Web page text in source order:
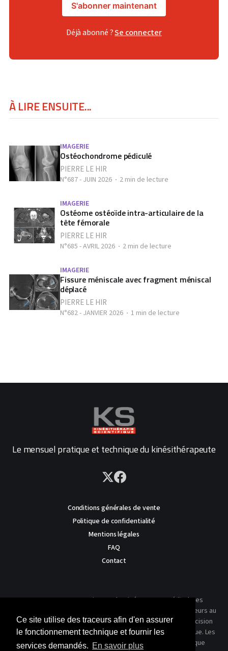
Ce site utilise des traceurs afin d'en assurer
le fonctionnement technique et fournir les
services demandés. En savoir plus
S'abonner maintenant
Déjà abonné ?Se connecter
À LIRE ENSUITE...
IMAGERIE
Ostéochondrome pédiculé
PIERRE LE HIR
N°687 - JUIN 2026 2 min de lecture
IMAGERIE
Ostéome ostéoïde intra-articulaire de la
tête fémorale
PIERRE LE HIR
N°685 - AVRIL 2026 2 min de lecture
IMAGERIE
Fissure méniscale avec fragment méniscal
déplacé
PIERRE LE HIR
N°682 - JANVIER 2026 1 min de lecture
Le mensuel pratique et technique du kinésithérapeute
Conditions générales de vente
Politique de confidentialité
Mentions légales
FAQ
Contact
AVERTISSEMENT : Ce site est destiné au corps médical. Les
traitements présentés ne reflètent que l'expérience des auteurs au
moment où leur article a été publié dans notre journal. La décision
thérapeutique ne peut se prendre qu'après un examen clinique. Les
techniques publiées ici ne sauraient justifier une quelconque